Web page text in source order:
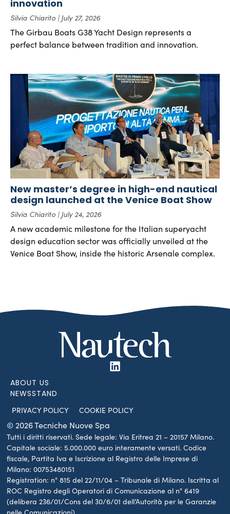
innovation
Silvia Chiarito July 27, 2026
The Girbau Boats G38 Yacht Design represents a
perfect balance between tradition and innovation.
New master’s degree in high-end nautical
design launched at the Venice Boat Show
Silvia Chiarito July 24, 2026
A new academic milestone for the Italian superyacht
design education sector was officially unveiled at the
Venice Boat Show, inside the historic Arsenale complex.
ABOUT US
NEWSSTAND
© 2026 Tecniche Nuove Spa
PRIVACY POLICY COOKIE POLICY
Tutti i diritti riservati. Sede legale: Via Eritrea 21 – 20157 Milano.
Capitale sociale: 5.000.000 euro interamente versati. Codice
fiscale, Partita Iva e Iscrizione al Registro delle Imprese di
Milano: 00753480151
Registration: n° 815 del 22/11/04 – Tribunale di Milano. Iscritta al
ROC Registro degli Operatori di Comunicazione al n° 6419
(delibera 236/01/Cons del 30/6/01 dell’Autorità per le Garanzie
nelle Comunicazioni)